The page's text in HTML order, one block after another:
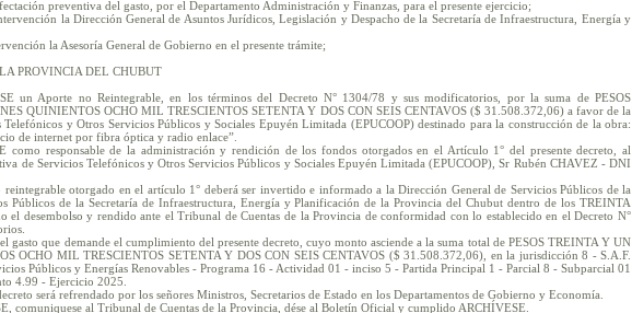
preventiva del gasto, por el Departamento Administración y Finanzas, para el presente ejercicio;
la Dirección General de Asuntos Jurídicos, Legislación y Despacho de la Secretaría de Infraestructura, Energía y
la Asesoría General de Gobierno en el presente trámite;
PROVINCIA DEL CHUBUT
un Aporte no Reintegrable, en los términos del Decreto N° 1304/78 y sus modificatorios, por la suma de PESOS
QUINIENTOS OCHO MIL TRESCIENTOS SETENTA Y DOS CON SEIS CENTAVOS ($ 31.508.372,06) a favor de la
Telefónicos y Otros Servicios Públicos y Sociales Epuyén Limitada (EPUCOOP) destinado para la construcción de la obra:
de internet por fibra óptica y radio enlace”.
como responsable de la administración y rendición de los fondos otorgados en el Artículo 1° del presente decreto, al
de Servicios Telefónicos y Otros Servicios Públicos y Sociales Epuyén Limitada (EPUCOOP), Sr Rubén CHAVEZ - DNI
otorgado en el artículo 1° deberá ser invertido e informado a la Dirección General de Servicios Públicos de la
Públicos de la Secretaría de Infraestructura, Energía y Planificación de la Provincia del Chubut dentro de los TREINTA
el desembolso y rendido ante el Tribunal de Cuentas de la Provincia de conformidad con lo establecido en el Decreto N°
gasto que demande el cumplimiento del presente decreto, cuyo monto asciende a la suma total de PESOS TREINTA Y UN
OCHO MIL TRESCIENTOS SETENTA Y DOS CON SEIS CENTAVOS ($ 31.508.372,06), en la jurisdicción 8 - S.A.F.
Públicos y Energías Renovables - Programa 16 - Actividad 01 - inciso 5 - Partida Principal 1 - Parcial 8 - Subparcial 01
4.99 - Ejercicio 2025.
será refrendado por los señores Ministros, Secretarios de Estado en los Departamentos de Gobierno y Economía.
comuniquese al Tribunal de Cuentas de la Provincia, dése al Boletín Oficial y cumplido ARCHÍVESE.